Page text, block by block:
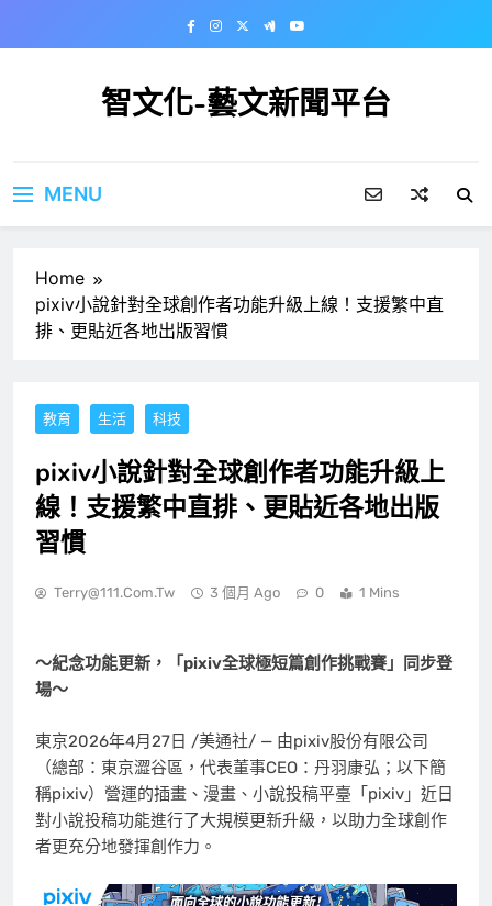
智文化-藝文新聞平台
MENU
Home
pixiv小說針對全球創作者功能升級上線！支援繁中直
排、更貼近各地出版習慣
教育 生活 科技
pixiv小說針對全球創作者功能升級上
線！支援繁中直排、更貼近各地出版
習慣
Terry@111.com.tw 3 個月 Ago 0 1 Mins
～紀念功能更新，「pixiv全球極短篇創作挑戰賽」同步登
場～
東京2026年4月27日 /美通社/ — 由pixiv股份有限公司
（總部：東京澀谷區，代表董事CEO：丹羽康弘；以下簡
稱pixiv）營運的插畫、漫畫、小說投稿平臺「pixiv」近日
對小說投稿功能進行了大規模更新升級，以助力全球創作
者更充分地發揮創作力。